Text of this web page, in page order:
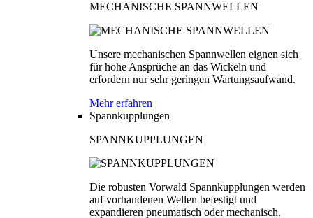
MECHANISCHE SPANNWELLEN
Unsere mechanischen Spannwellen eignen sich
für hohe Ansprüche an das Wickeln und
erfordern nur sehr geringen Wartungsaufwand.
Mehr erfahren
Spannkupplungen
SPANNKUPPLUNGEN
Die robusten Vorwald Spannkupplungen werden
auf vorhandenen Wellen befestigt und
expandieren pneumatisch oder mechanisch.